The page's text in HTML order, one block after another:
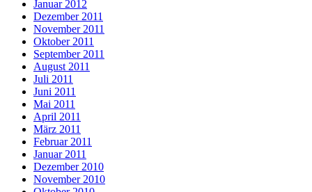
Januar 2012
Dezember 2011
November 2011
Oktober 2011
September 2011
August 2011
Juli 2011
Juni 2011
Mai 2011
April 2011
März 2011
Februar 2011
Januar 2011
Dezember 2010
November 2010